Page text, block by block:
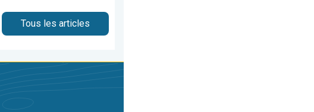
Tous les articles